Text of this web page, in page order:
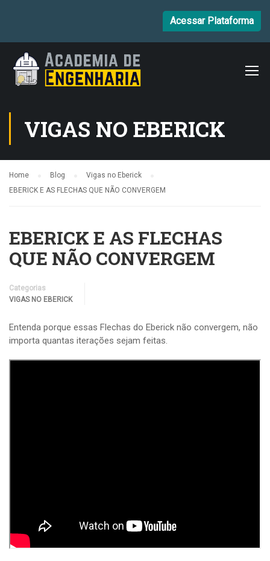
Acessar Plataforma
VIGAS NO EBERICK
Home Blog
Vigas no Eberick
EBERICK E AS FLECHAS QUE NÃO CONVERGEM
EBERICK E AS FLECHAS
QUE NÃO CONVERGEM
Categorias
VIGAS NO EBERICK
Entenda porque essas Flechas do Eberick não convergem, não
importa quantas iterações sejam feitas.